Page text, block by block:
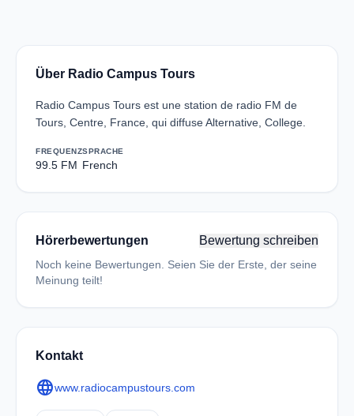
Über Radio Campus Tours
Radio Campus Tours est une station de radio FM de
Tours, Centre, France, qui diffuse Alternative, College.
FREQUENZ
99.5 FM
SPRACHE
French
Hörerbewertungen Bewertung schreiben
Noch keine Bewertungen. Seien Sie der Erste, der seine
Meinung teilt!
Kontakt
languagewww.radiocampustours.com